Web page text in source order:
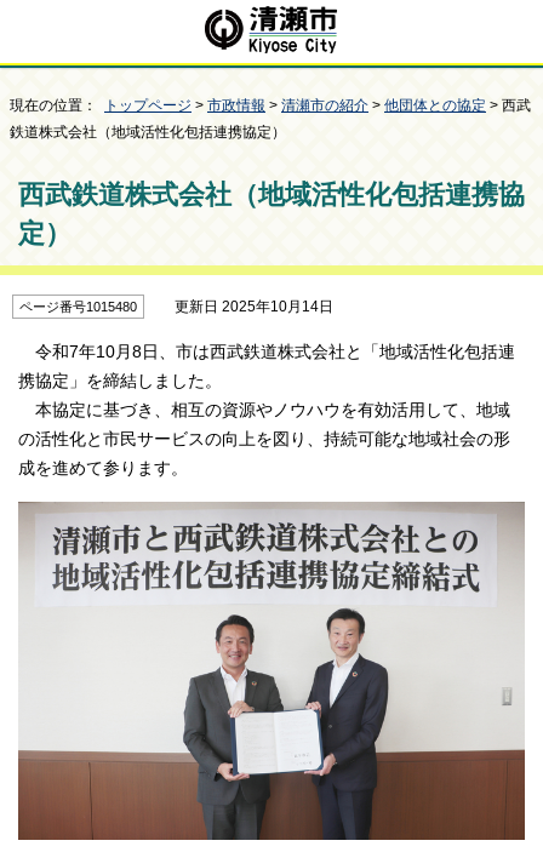
現在の位置： トップページ > 市政情報 > 清瀬市の紹介 > 他団体との協定 > 西武
鉄道株式会社（地域活性化包括連携協定）
西武鉄道株式会社（地域活性化包括連携協
定）
ページ番号1015480 更新日 2025年10月14日
令和7年10月8日、市は西武鉄道株式会社と「地域活性化包括連
携協定」を締結しました。
本協定に基づき、相互の資源やノウハウを有効活用して、地域
の活性化と市民サービスの向上を図り、持続可能な地域社会の形
成を進めて参ります。